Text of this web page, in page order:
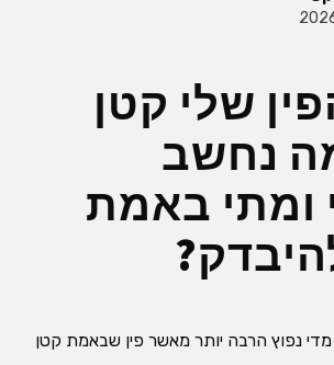
שלי קטן
נחשב
ומתי באמת
נפוץ הרבה יותר מאשר פין שבאמת קטן